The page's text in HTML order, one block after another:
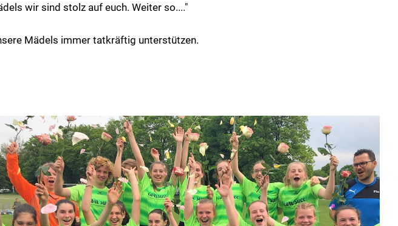
wir sind stolz auf euch. Weiter so...."
Mädels immer tatkräftig unterstützen.